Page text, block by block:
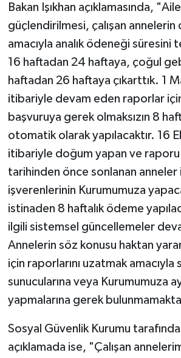
Bakan Işıkhan açıklamasında, "Aile
güçlendirilmesi, çalışan
amacıyla analık ödeneği süresini
16 haftadan 24 haftaya, çoğul
haftadan 26 haftaya çıkarttık. 1
itibariyle devam eden raporlar
başvuruya gerek olmaksızın 8
otomatik olarak yapılacaktır. 16
itibariyle doğum yapan ve raporu
tarihinden önce sonlanan anneler
işverenlerinin Kurumumuza
istinaden 8 haftalık ödeme
ilgili sistemsel güncellemeler
Annelerin söz konusu haktan
için raporlarını uzatmak amacıyla
sunucularına veya Kurumumuza
yapmalarına gerek
Sosyal Güvenlik Kurumu
açıklamada ise, "Çalışan